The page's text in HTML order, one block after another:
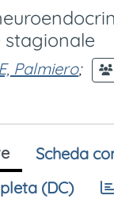
stagionale
Palmiero;
Scheda
(DC)